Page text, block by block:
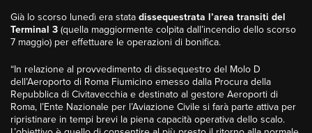
Già lo scorso lunedì era stata dissequestrata l’area transiti del
Terminal 3 (quella maggiormente colpita dall’incendio dello scorso
7 maggio) per effettuare le operazioni di bonifica.
“In relazione al provvedimento di dissequestro del Molo D
dell’Aeroporto di Roma Fiumicino emesso dalla Procura della
Repubblica di Civitavecchia e destinato al gestore Aeroporti di
Roma, l’Ente Nazionale per l’Aviazione Civile si farà parte attiva per
ripristinare in tempi brevi la piena capacità operativa dello scalo.